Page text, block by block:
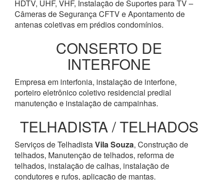
HDTV, UHF, VHF, Instalação de Suportes para TV –
Câmeras de Segurança CFTV e Apontamento de
antenas coletivas em prédios condomínios.
CONSERTO DE
INTERFONE
Empresa em interfonia, instalação de interfone,
porteiro eletrônico coletivo residencial predial
manutenção e instalação de campainhas.
TELHADISTA / TELHADOS
Serviços de TelhadistaVila Souza, Construção de
telhados, Manutenção de telhados, reforma de
telhados, instalação de calhas, instalação de
condutores e rufos, aplicação de mantas.